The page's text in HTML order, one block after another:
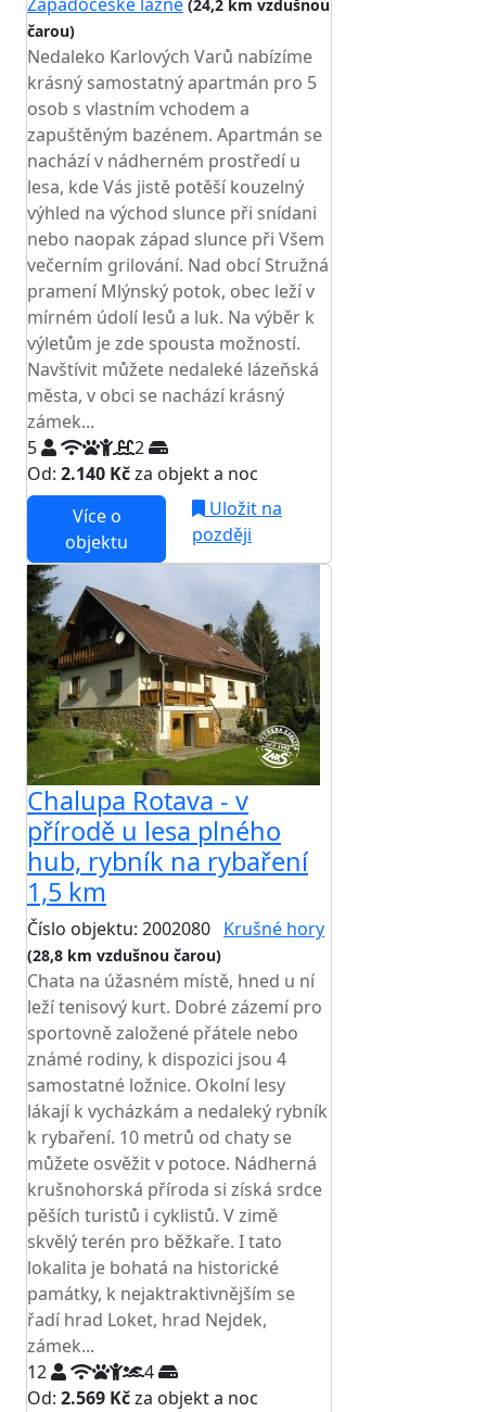
(24,2 km vzdušnou
čarou)
Nedaleko Karlových Varů nabízíme
krásný samostatný apartmán pro 5
osob s vlastním vchodem a
zapuštěným bazénem. Apartmán se
nachází v nádherném prostředí u
lesa, kde Vás jistě potěší kouzelný
výhled na východ slunce při snídani
nebo naopak západ slunce při Všem
večerním grilování. Nad obcí Stružná
pramení Mlýnský potok, obec leží v
mírném údolí lesů a luk. Na výběr k
výletům je zde spousta možností.
Navštívit můžete nedaleké lázeňská
města, v obci se nachází krásný
zámek...
5
2
Od: 2.140 Kčza objekt a noc
Více o
objektu
Uložit na
později
Chalupa Rotava - v
přírodě u lesa plného
hub, rybník na rybaření
1,5 km
Číslo objektu: 2002080 Krušné hory
(28,8 km vzdušnou čarou)
Chata na úžasném místě, hned u ní
leží tenisový kurt. Dobré zázemí pro
sportovně založené přátele nebo
známé rodiny, k dispozici jsou 4
samostatné ložnice. Okolní lesy
lákají k vycházkám a nedaleký rybník
k rybaření. 10 metrů od chaty se
můžete osvěžit v potoce. Nádherná
krušnohorská příroda si získá srdce
pěších turistů i cyklistů. V zimě
skvělý terén pro běžkaře. I tato
lokalita je bohatá na historické
památky, k nejaktraktivnějším se
řadí hrad Loket, hrad Nejdek,
zámek...
12
4
Od: 2.569 Kčza objekt a noc